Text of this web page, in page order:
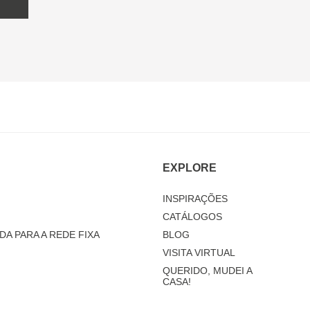
PARA A REDE FIXA
EXPLORE
INSPIRAÇÕES
CATÁLOGOS
BLOG
VISITA VIRTUAL
QUERIDO, MUDEI A
CASA!